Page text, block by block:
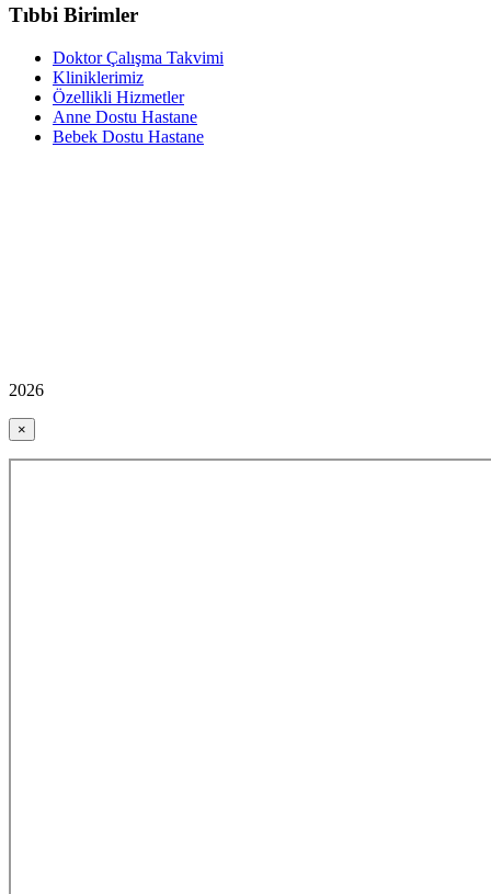
Tıbbi Birimler
Doktor Çalışma Takvimi
Kliniklerimiz
Özellikli Hizmetler
Anne Dostu Hastane
Bebek Dostu Hastane
2026
×